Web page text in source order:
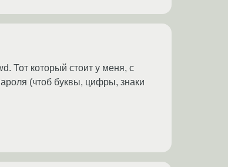
Тот который стоит у меня, с
(чтоб буквы, цифры, знаки